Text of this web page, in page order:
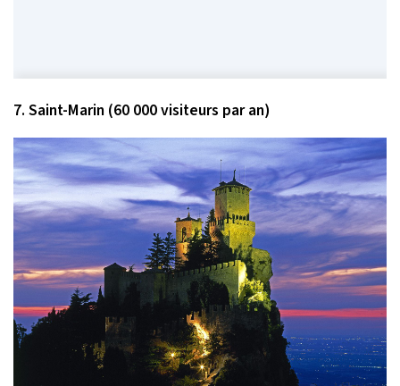
7. Saint-Marin (60 000 visiteurs par an)